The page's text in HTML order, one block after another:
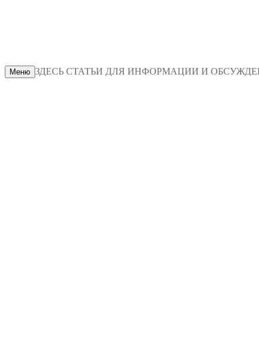
Меню ЗДЕСЬ СТАТЬИ ДЛЯ ИНФОРМАЦИИ И